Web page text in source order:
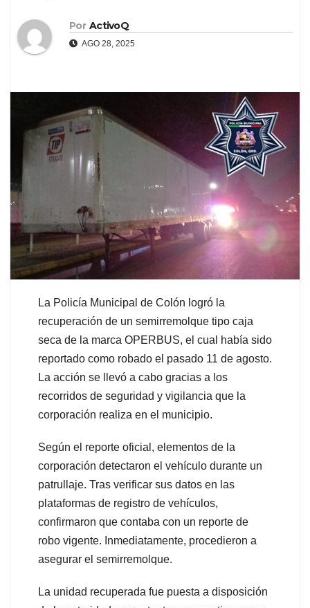
Por ActivoQ
AGO 28, 2025
La Policía Municipal de Colón logró la
recuperación de un semirremolque tipo caja
seca de la marca OPERBUS, el cual había sido
reportado como robado el pasado 11 de agosto.
La acción se llevó a cabo gracias a los
recorridos de seguridad y vigilancia que la
corporación realiza en el municipio.
Según el reporte oficial, elementos de la
corporación detectaron el vehículo durante un
patrullaje. Tras verificar sus datos en las
plataformas de registro de vehículos,
confirmaron que contaba con un reporte de
robo vigente. Inmediatamente, procedieron a
asegurar el semirremolque.
La unidad recuperada fue puesta a disposición